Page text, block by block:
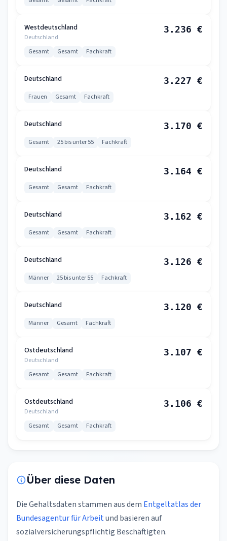
Westdeutschland
Deutschland
3.236 €
Gesamt Gesamt Fachkraft
Deutschland 3.227 €
Frauen Gesamt Fachkraft
Deutschland 3.170 €
Gesamt 25 bis unter 55 Fachkraft
Deutschland 3.164 €
Gesamt Gesamt Fachkraft
Deutschland 3.162 €
Gesamt Gesamt Fachkraft
Deutschland 3.126 €
Männer 25 bis unter 55 Fachkraft
Deutschland 3.120 €
Männer Gesamt Fachkraft
Ostdeutschland
Deutschland
3.107 €
Gesamt Gesamt Fachkraft
Ostdeutschland
Deutschland
3.106 €
Gesamt Gesamt Fachkraft
Über diese Daten
Die Gehaltsdaten stammen aus dem Entgeltatlas der
Bundesagentur für Arbeitund basieren auf
sozialversicherungspflichtig Beschäftigten.